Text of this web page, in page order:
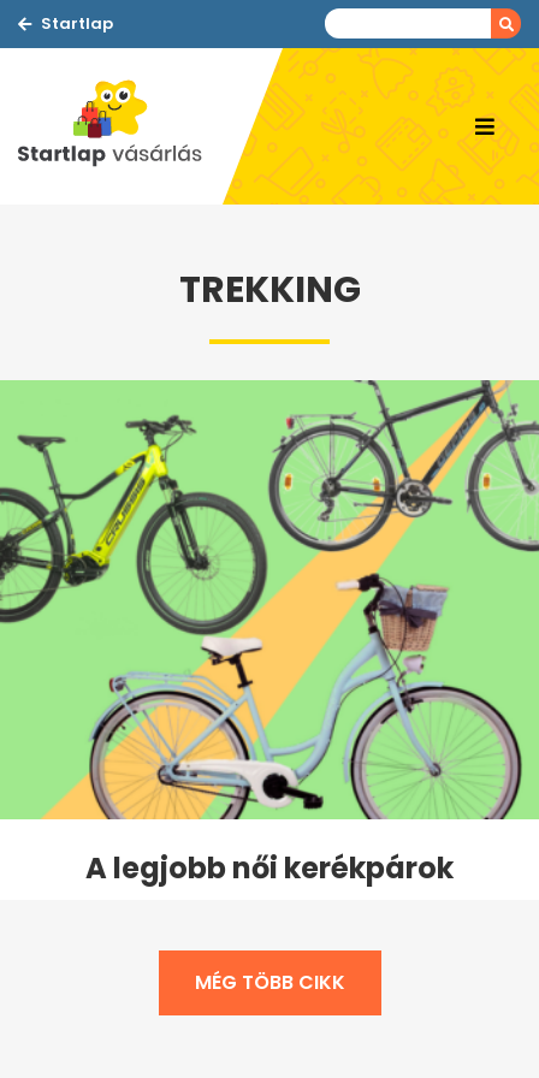
Startlap
TREKKING
A legjobb női kerékpárok
MÉG TÖBB CIKK